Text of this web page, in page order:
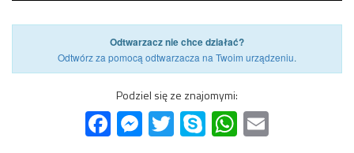
Odtwarzacz nie chce działać?
Odtwórz za pomocą odtwarzacza na Twoim urządzeniu.
Podziel się ze znajomymi:
FacebookMessenger
Twitter Skype WhatsApp